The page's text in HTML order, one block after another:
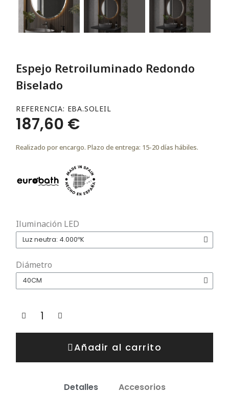
Espejo Retroiluminado Redondo
Biselado
REFERENCIA EBA.SOLEIL
187,60 €
Realizado por encargo. Plazo de entrega: 15-20 días hábiles.
Iluminación LED
Diámetro
Añadir al carrito
Detalles Accesorios